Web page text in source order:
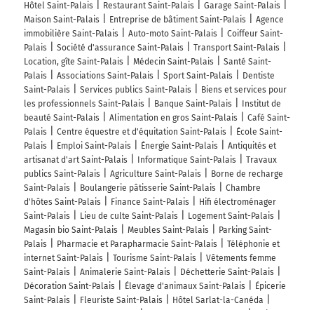
Tourner légèrement à droite sur D46 et continuer sur
2,8 kilomètres
379 km
Au rond-point, prendre la 2ème sortie sur D704 (Avenue
du Chambon) et continuer sur 1 kilomètre
382 km
Au rond-point, prendre la 2ème sortie sur D704 D704e2
(Avenue Alsace-Lorraine) et continuer sur 550 mètres
Impasse des Granges
383 km
Au rond-point, prendre la 1ère sortie sur D704 (Rue du
4 Septembre) et continuer sur 3,5 kilomètres
383 km
387 km
Hôtel Saint-Palais Restaurant Saint-Palais
Garage Saint-Palais
Maison Saint-Palais
Entreprise de bâtiment Saint-Palais
Agence
immobilière Saint-Palais
Auto-moto Saint-Palais
Coiffeur Saint-
Palais
Société d'assurance Saint-Palais
Transport Saint-Palais
Location, gîte Saint-Palais
Médecin Saint-Palais
Santé Saint-
Palais
Associations Saint-Palais Sport Saint-Palais
Dentiste
Saint-Palais
Services publics Saint-Palais
Biens et services pour
les professionnels Saint-Palais
Banque Saint-Palais
Institut de
beauté Saint-Palais
Alimentation en gros Saint-Palais
Café Saint-
Palais
Centre équestre et d'équitation Saint-Palais
École Saint-
Palais
Emploi Saint-Palais Énergie Saint-Palais
Antiquités et
artisanat d'art Saint-Palais
Informatique Saint-Palais
Travaux
publics Saint-Palais
Agriculture Saint-Palais
Borne de recharge
Saint-Palais
Boulangerie pâtisserie Saint-Palais
Chambre
d'hôtes Saint-Palais
Finance Saint-Palais
Hifi électroménager
Saint-Palais
Lieu de culte Saint-Palais
Logement Saint-Palais
Magasin bio Saint-Palais
Meubles Saint-Palais
Parking Saint-
Palais
Pharmacie et Parapharmacie Saint-Palais
Téléphonie et
internet Saint-Palais
Tourisme Saint-Palais
Vêtements femme
Saint-Palais
Animalerie Saint-Palais
Déchetterie Saint-Palais
Décoration Saint-Palais
Élevage d'animaux Saint-Palais
Épicerie
Saint-Palais
Fleuriste Saint-Palais
Hôtel Sarlat-la-Canéda